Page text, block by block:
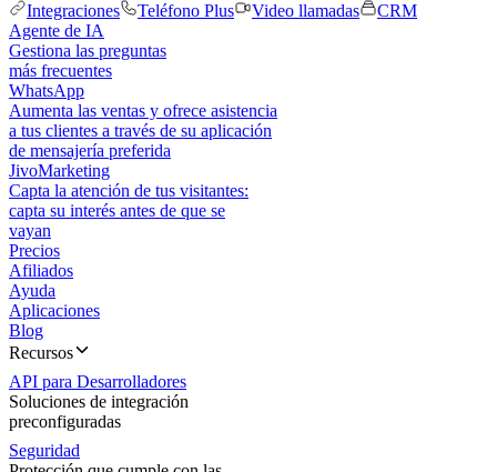
Integraciones
Teléfono Plus Video llamadas
CRM
Agente de IA
Gestiona las preguntas
más frecuentes
WhatsApp
Aumenta las ventas y ofrece asistencia
a tus clientes a través de su aplicación
de mensajería preferida
JivoMarketing
Capta la atención de tus visitantes:
capta su interés antes de que se
vayan
Precios
Afiliados
Ayuda
Aplicaciones
Blog
Recursos
API para Desarrolladores
Soluciones de integración
preconfiguradas
Seguridad